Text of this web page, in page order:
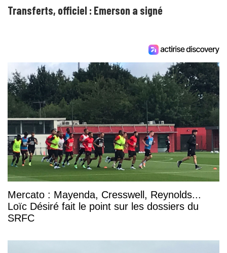
Transferts, officiel : Emerson a signé
Mercato : Mayenda, Cresswell, Reynolds...
Loïc Désiré fait le point sur les dossiers du
SRFC